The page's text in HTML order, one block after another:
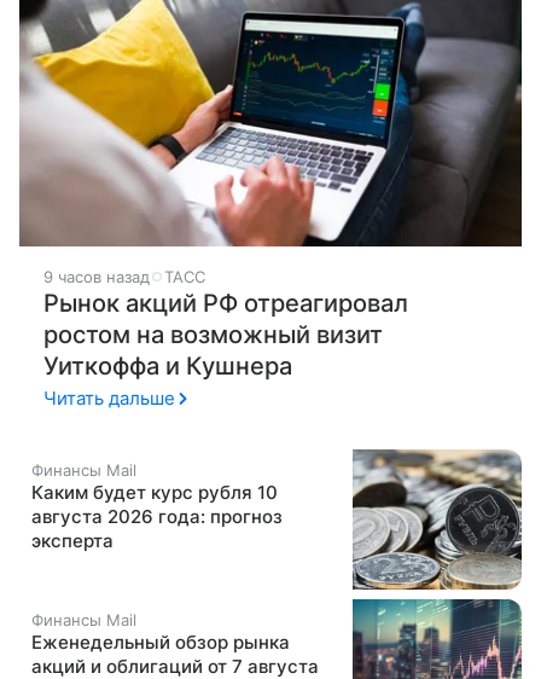
9 часов назад ТАСС
Рынок акций РФ отреагировал
ростом на возможный визит
Уиткоффа и Кушнера
Читать дальше
Финансы Mail
Каким будет курс рубля 10
августа 2026 года: прогноз
эксперта
Финансы Mail
Еженедельный обзор рынка
акций и облигаций от 7 августа